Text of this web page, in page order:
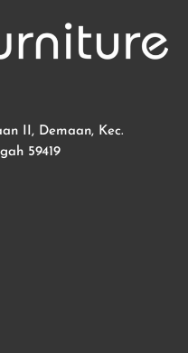
II, Demaan, Kec.
59419